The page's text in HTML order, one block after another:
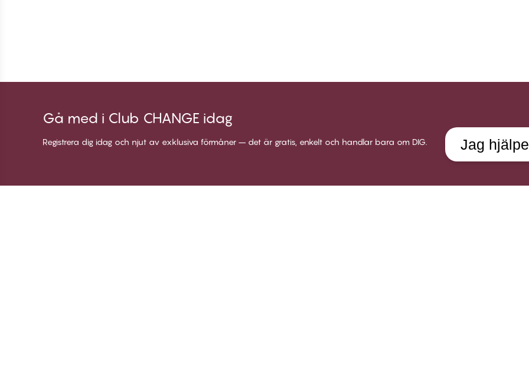
Gå med i Club CHANGE idag
Registrera dig idag och njut av exklusiva förmåner – det är gratis, enkelt och handlar bara om DIG. Jag